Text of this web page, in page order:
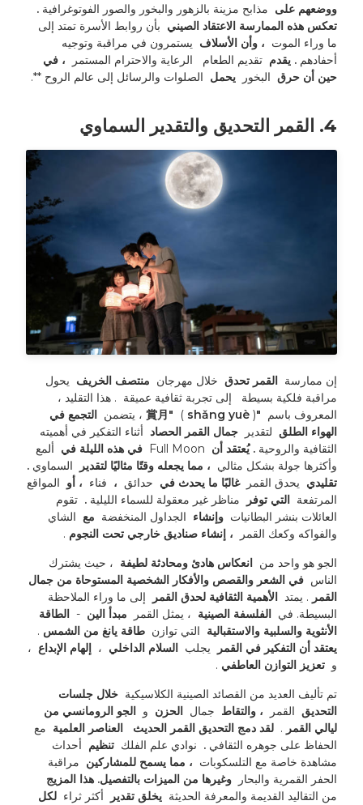
ووضعهم على مذابح مزينة بالزهور والبخور والصور الفوتوغرافية
تعكس هذه الممارسة الاعتقاد الصيني
ما وراء الموت ، وأن الأسلاف
أحفادهم . يقدم تقديم الطعام الرعاية والاحترام المستمر
حين أن حرق البخور يحمل الصلوات والرسائل إلى عالم الروح **.
4. القمر التحديق والتقدير السماوي
إن ممارسة القمر تحدق خلال مهرجان منتصف الخريف
مراقبة فلكية بسيطة
إلى تجربة ثقافية عميقة
المعروف باسم "賞月"
( shǎng yuè ) ، يتضمن
الهواء الطلق لتقدير جمال القمر الحصاد
الثقافية والروحية . يُعتقد أن في هذه الليلة في
وأكثرها جولة بشكل مثالي ، مما يجعله وقتًا مثاليًا لتقدير السماوي
تقليدي يحدق القمر غالبًا ما يحدث في حدائق ، فناء ، أو
المرتفعة
التي توفر مناظر غير معقولة للسماء الليلية .
العائلات بنشر البطانيات وإنشاء الجداول المنخفضة مع
والفواكه وكعك القمر
، إنشاء صناديق خارجي تحت النجوم .
الجو هو واحد من
انعكاس هادئ ومحادثة لطيفة
الناس
القمر . يمتد الأهمية الثقافية لحدق القمر
البسيطة. في
الفلسفة الصينية ، يمثل القمر مبدأ الين -
الأنثوية والسلبية والاستقبالية التي توازن طاقة يانغ من الشمس .
يعتقد أن التفكير في القمر
يجلب السلام الداخلي ، إلهام الإبداع
و تعزيز التوازن العاطفي .
تم تأليف العديد من القصائد الصينية الكلاسيكية
التحديق القمر ، والتقاط جمال الحزن و
ليالي القمر . لقد دمج التحديق القمر الحديث العناصر العلمية
الحفاظ على جوهره الثقافي . نوادي علم الفلك تنظيم
مشاهدة خاصة مع التلسكوبات ، مما يسمح للمشاركين
الحفر القمرية والبحار
وغيرها من الميزات بالتفصيل. هذا المزيج
من التقاليد القديمة والمعرفة الحديثة يخلق تقدير أكثر ثراء